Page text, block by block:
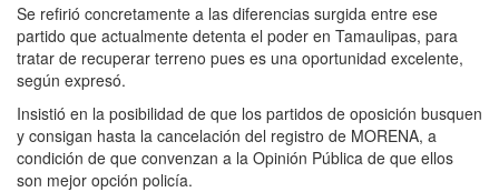
Se refirió concretamente a las diferencias surgida entre ese
partido que actualmente detenta el poder en Tamaulipas, para
tratar de recuperar terreno pues es una oportunidad excelente,
según expresó.
Insistió en la posibilidad de que los partidos de oposición busquen
y consigan hasta la cancelación del registro de MORENA, a
condición de que convenzan a la Opinión Pública de que ellos
son mejor opción policía.